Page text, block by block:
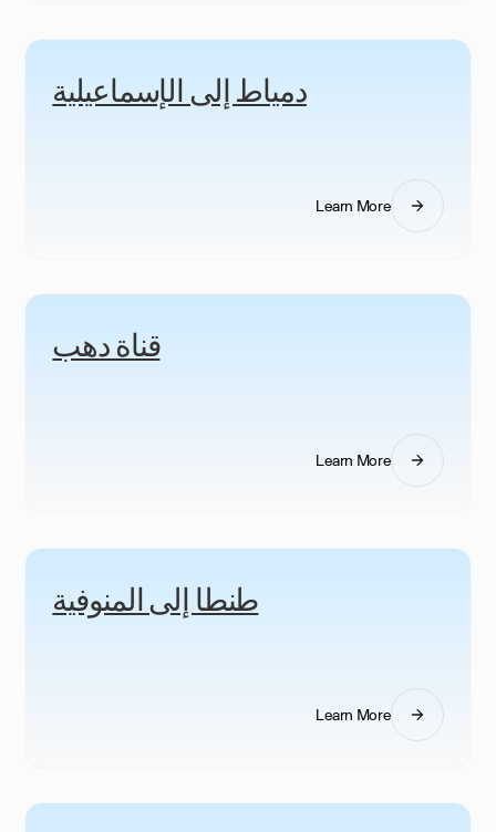
دمياط إلى الإسماعيلية
Learn More
قناة دهب
Learn More
طنطا إلى المنوفية
Learn More